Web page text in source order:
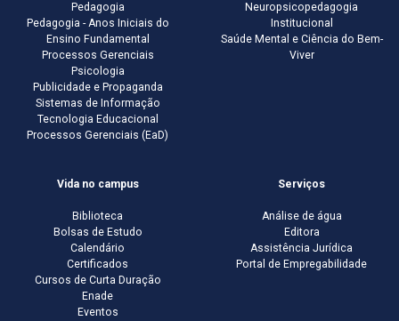
Pedagogia
Pedagogia - Anos Iniciais do
Ensino Fundamental
Processos Gerenciais
Psicologia
Publicidade e Propaganda
Sistemas de Informação
Tecnologia Educacional
Processos Gerenciais (EaD)
Neuropsicopedagogia
Institucional
Saúde Mental e Ciência do Bem-
Viver
Vida no campus
Biblioteca
Bolsas de Estudo
Calendário
Certificados
Cursos de Curta Duração
Enade
Eventos
Serviços
Análise de água
Editora
Assistência Jurídica
Portal de Empregabilidade